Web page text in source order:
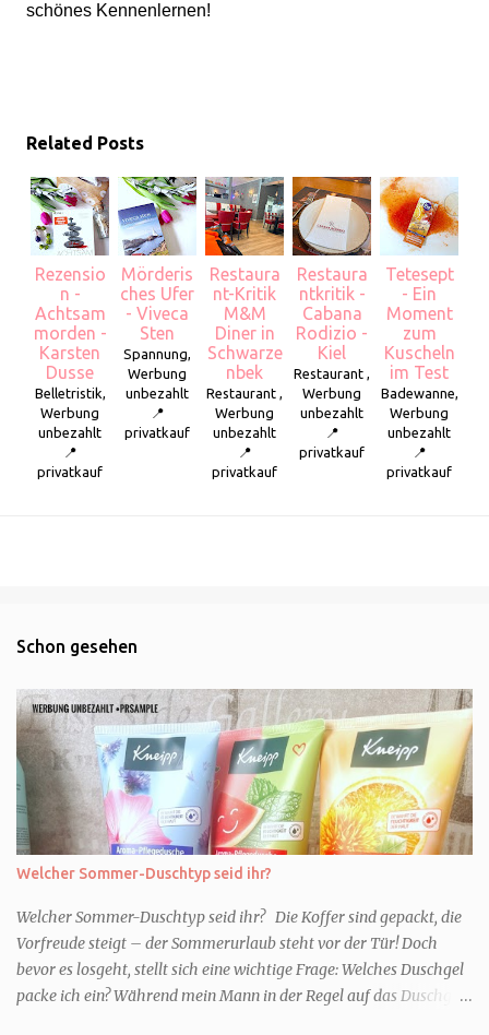
schönes Kennenlernen!
Related Posts
Rezensio
n -
Achtsam
morden -
Karsten
Dusse
Belletristik,
Werbung
unbezahlt
📍
privatkauf
Mörderis
ches Ufer
- Viveca
Sten
Spannung,
Werbung
unbezahlt
📍
privatkauf
Restaura
nt-Kritik
M&M
Diner in
Schwarze
nbek
Restaurant ,
Werbung
unbezahlt
📍
privatkauf
Restaura
ntkritik -
Cabana
Rodizio -
Kiel
Restaurant ,
Werbung
unbezahlt
📍
privatkauf
Tetesept
- Ein
Moment
zum
Kuscheln
im Test
Badewanne,
Werbung
unbezahlt
📍
privatkauf
Schon gesehen
Welcher Sommer-Duschtyp seid ihr?
Welcher Sommer-Duschtyp seid ihr? Die Koffer sind gepackt, die
Vorfreude steigt – der Sommerurlaub steht vor der Tür! Doch
bevor es losgeht, stellt sich eine wichtige Frage: Welches Duschgel
packe ich ein? Während mein Mann in der Regel auf das Duschgel